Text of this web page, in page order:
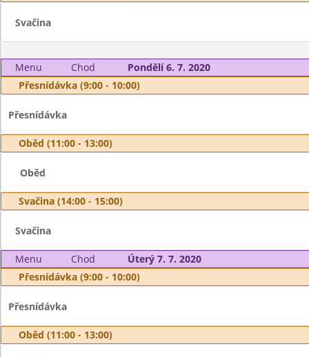
Svačina
Menu Chod
Pondělí 6. 7. 2020
Přesnídávka (9:00 - 10:00)
Přesnídávka
Oběd (11:00 - 13:00)
Oběd
Svačina (14:00 - 15:00)
Svačina
Menu Chod
Úterý 7. 7. 2020
Přesnídávka (9:00 - 10:00)
Přesnídávka
Oběd (11:00 - 13:00)